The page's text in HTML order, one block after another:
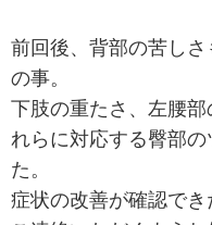
前回後、背部の苦し
の事。
下肢の重たさ、左腰
れらに対応する臀部
た。
症状の改善が確認で